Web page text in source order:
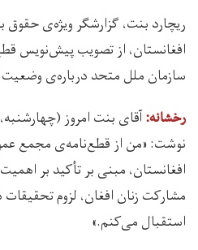
ریچارد بنت، گزارشگر ویژه‌ی
افغانستان، از تصویب پیش‌نویس
سازمان ملل متحد دربار‌ه‌ی وضعیت
رخشانه:آقای بنت امروز (چهارشنبه، ۱۸ سرطان) در
نوشت: «من از قطع‌نامه‌ی مجمع
افغانستان، مبنی بر تأکید بر
مشارکت زنان افغان، لزوم
استقبال می‌کنم.»